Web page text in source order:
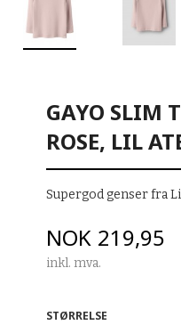
GAYO SLIM
ROSE, LIL
Supergod genser fra
Pris
NOK 219,95
inkl. mva.
STØRRELSE